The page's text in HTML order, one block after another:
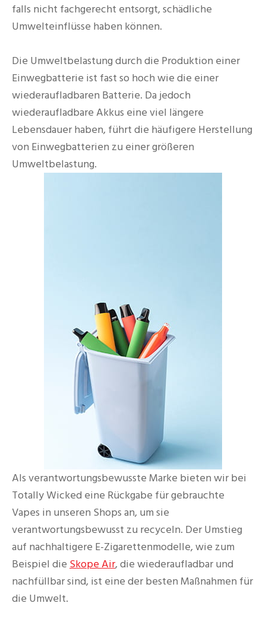
falls nicht fachgerecht entsorgt, schädliche
Umwelteinflüsse haben können.
Die Umweltbelastung durch die Produktion einer
Einwegbatterie ist fast so hoch wie die einer
wiederaufladbaren Batterie. Da jedoch
wiederaufladbare Akkus eine viel längere
Lebensdauer haben, führt die häufigere Herstellung
von Einwegbatterien zu einer größeren
Umweltbelastung.
Als verantwortungsbewusste Marke bieten wir bei
Totally Wicked eine Rückgabe für gebrauchte
Vapes in unseren Shops an, um sie
verantwortungsbewusst zu recyceln. Der Umstieg
auf nachhaltigere E-Zigarettenmodelle, wie zum
Beispiel die Skope Air, die wiederaufladbar und
nachfüllbar sind, ist eine der besten Maßnahmen für
die Umwelt.